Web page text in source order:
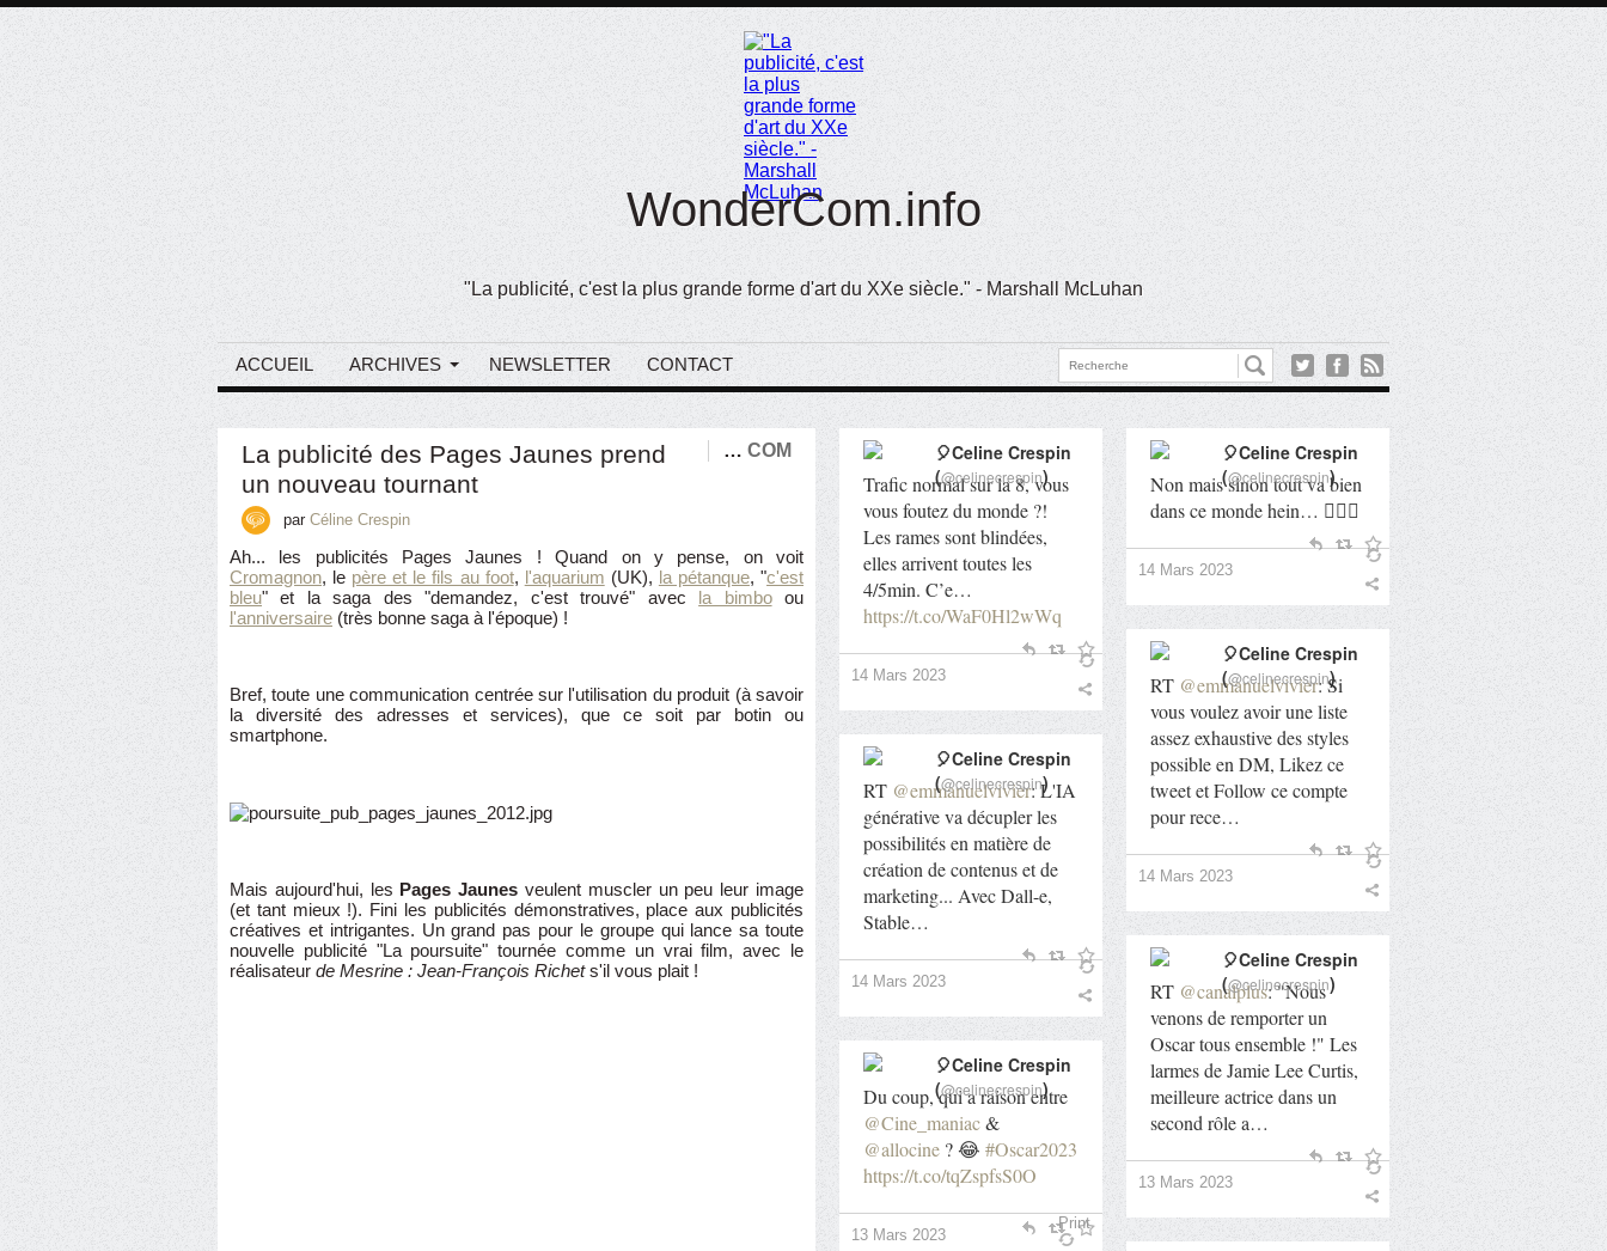
WonderCom.info
"La publicité, c'est la plus grande forme d'art du XXe siècle." - Marshall McLuhan
ACCUEIL ARCHIVES NEWSLETTER CONTACT
La publicité des Pages Jaunes prend
un nouveau tournant
… COM
par Céline Crespin
Ah... les publicités Pages Jaunes ! Quand on y pense, on voit
Cromagnon, le père et le fils au foot, l'aquarium (UK), la pétanque, "c'est
bleu" et la saga des "demandez, c'est trouvé" avec la bimboou
l'anniversaire (très bonne saga à l'époque) !
Bref, toute une communication centrée sur l'utilisation du produit (à savoir
la diversité des adresses et services), que ce soit par botin ou
smartphone.
Mais aujourd'hui, les Pages Jaunes veulent muscler un peu leur image
(et tant mieux !). Fini les publicités démonstratives, place aux publicités
créatives et intrigantes. Un grand pas pour le groupe qui lance sa toute
nouvelle publicité "La poursuite" tournée comme un vrai film, avec le
réalisateur de Mesrine : Jean-François Richets'il vous plait !
Trafic normal sur la 8, vous
vous foutez du monde ?!
Les rames sont blindées,
elles arrivent toutes les
4/5min. C’e…
https://t.co/WaF0Hl2wWq
🎈Celine Crespin
(@celinecrespin)
14 Mars 2023
Non mais sinon tout va bien
dans ce monde hein… 🤦🏻‍♀️
🎈Celine Crespin
(@celinecrespin)
14 Mars 2023
RT @emmanuelvivier: Si
vous voulez avoir une liste
assez exhaustive des styles
possible en DM, Likez ce
tweet et Follow ce compte
pour rece…
🎈Celine Crespin
(@celinecrespin)
14 Mars 2023
RT @emmanuelvivier: L'IA
générative va décupler les
possibilités en matière de
création de contenus et de
marketing... Avec Dall-e,
Stable…
🎈Celine Crespin
(@celinecrespin)
14 Mars 2023 RT @canalplus: "Nous
venons de remporter un
Oscar tous ensemble !" Les
larmes de Jamie Lee Curtis,
meilleure actrice dans un
second rôle a…
🎈Celine Crespin
(@celinecrespin)
13 Mars 2023
Du coup, qui a raison entre
@Cine_maniac&
@allocine ? 😂 #Oscar2023
https://t.co/tqZspfsS0O
🎈Celine Crespin
(@celinecrespin)
13 Mars 2023
Print